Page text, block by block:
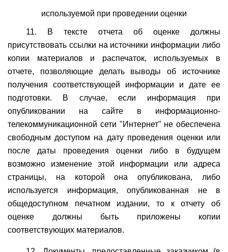
используемой при проведении оценки
11. В тексте отчета об оценке должны
присутствовать ссылки на источники информации либо
копии материалов и распечаток, используемых в
отчете, позволяющие делать выводы об источнике
получения соответствующей информации и дате ее
подготовки. В случае, если информация при
опубликовании на сайте в информационно-
телекоммуникационной сети "Интернет" не обеспечена
свободным доступом на дату проведения оценки или
после даты проведения оценки либо в будущем
возможно изменение этой информации или адреса
страницы, на которой она опубликована, либо
используется информация, опубликованная не в
общедоступном печатном издании, то к отчету об
оценке должны быть приложены копии
соответствующих материалов.